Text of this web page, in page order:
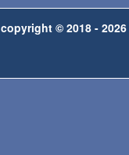
copyright © 2018 - 2026